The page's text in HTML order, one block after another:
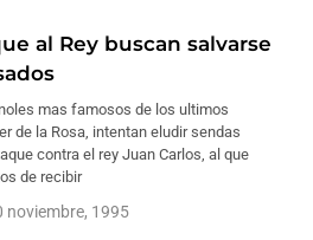
al Rey buscan salvarse
mas famosos de los ultimos
de la Rosa, intentan eludir sendas
contra el rey Juan Carlos, al que
de recibir
noviembre, 1995